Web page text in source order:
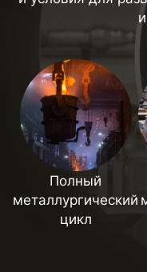
Полный
металлургический
цикл